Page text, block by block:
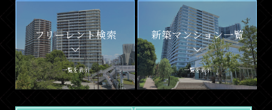
フリーレント検索
一覧を表示
新築マンション一覧
一覧を表示